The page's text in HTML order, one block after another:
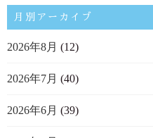
月別アーカイブ
2026年8月 (12)
2026年7月 (40)
2026年6月 (39)